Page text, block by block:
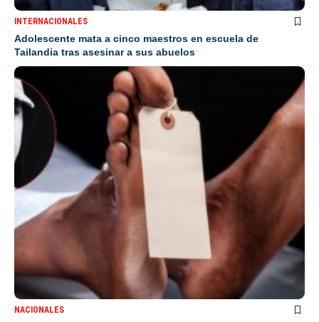
INTERNACIONALES
Adolescente mata a cinco maestros en escuela de
Tailandia tras asesinar a sus abuelos
NACIONALES